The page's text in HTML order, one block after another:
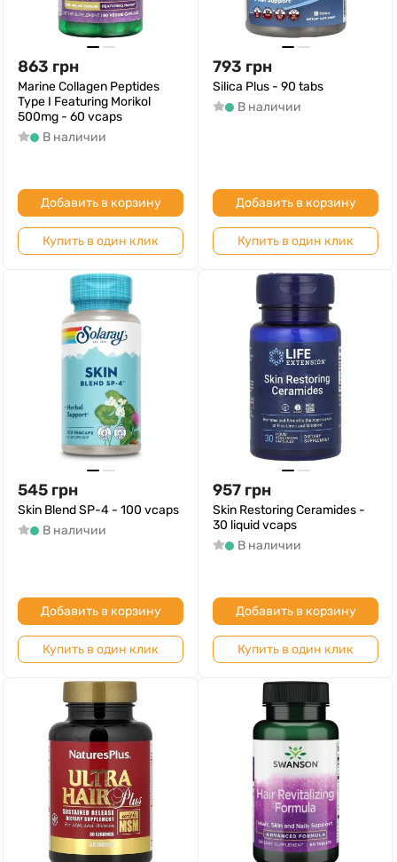
863 грн
Marine Collagen Peptides
Type I Featuring Morikol
500mg - 60 vcaps
В наличии
Добавить в корзину
Купить в один клик
793 грн
Silica Plus - 90 tabs
В наличии
Добавить в корзину
Купить в один клик
545 грн
Skin Blend SP-4 - 100 vcaps
В наличии
Добавить в корзину
Купить в один клик
957 грн
Skin Restoring Ceramides -
30 liquid vcaps
В наличии
Добавить в корзину
Купить в один клик